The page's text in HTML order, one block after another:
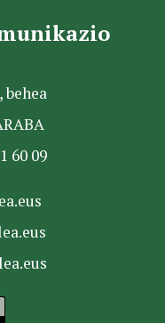
behea
60 09